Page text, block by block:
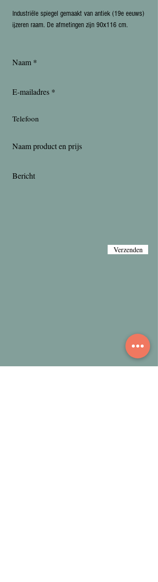
Industriële spiegel gemaakt van antiek (19e eeuws)
ijzeren raam. De afmetingen zijn 90x116 cm.
Verzenden